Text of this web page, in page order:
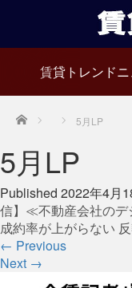
賃貸トレンド
Home 5月LP
5月LP
Published 2022年4月
信】≪不動産会社の
成約率が上がらない
← Previous
Next →